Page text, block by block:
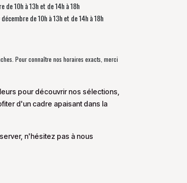
de10h à 13h et de 14h à 18h
de10h à 13h et de 14h à 18h
Pour connaître nos horaires exacts, merci
pour découvrir nos sélections,
d'un cadre apaisant dans la
n'hésitez pas à nous